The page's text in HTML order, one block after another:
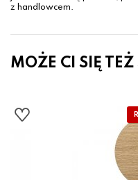
z handlowcem.
MOŻE CI SIĘ